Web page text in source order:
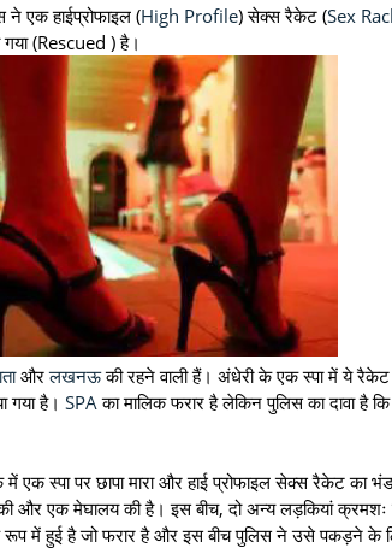
ने एक हाईप्रोफाइल (High Profile) सेक्स रैकेट (Sex
गया (Rescued ) है।
औरलखनऊकी रहने वाली हैं। अंधेरी के एक स्पा में ये
गया है। SPA का मालिक फरार है लेकिन पुलिस का दावा है
एक स्पा पर छापा मारा और हाई प्रोफाइल सेक्स रैकेट का
की और एक मेघालय की है। इस बीच, दो अन्य लड़कियां
रूप में हुई है जो फरार है और इस बीच पुलिस ने उसे पकड़ने के